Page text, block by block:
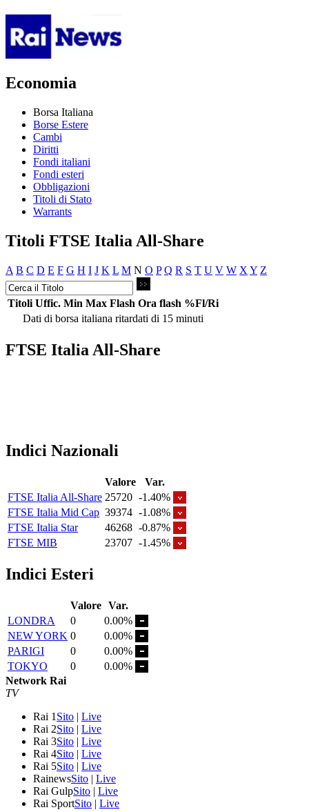
Economia
Borsa Italiana
Borse Estere
Cambi
Diritti
Fondi italiani
Fondi esteri
Obbligazioni
Titoli di Stato
Warrants
Titoli FTSE Italia All-Share
A B C D E F G H I J K L M N O P Q R S T U V W X Y Z
Titoli Uffic. Min Max Flash Ora flash %Fl/Ri
Dati di borsa italiana ritardati di 15 minuti
FTSE Italia All-Share
Indici Nazionali
Valore
Var.
FTSE Italia All-Share 25720 -1.40%
FTSE Italia Mid Cap 39374 -1.08%
FTSE Italia Star
46268 -0.87%
FTSE MIB
23707 -1.45%
Indici Esteri
Valore Var.
LONDRA
0
0.00%
NEW YORK 0
0.00%
PARIGI
0
0.00%
TOKYO
0
0.00%
Network Rai
TV
Rai 1 Sito | Live
Rai 2Sito | Live
Rai 3Sito | Live
Rai 4Sito | Live
Rai 5Sito | Live
RainewsSito | Live
Rai GulpSito | Live
Rai SportSito | Live